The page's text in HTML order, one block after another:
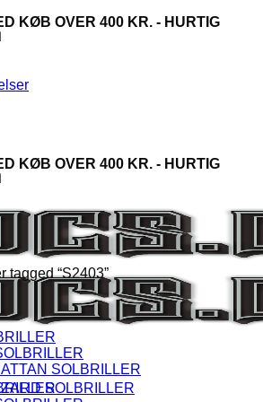
KØB OVER 400 KR. - HURTIG
KØB OVER 400 KR. - HURTIG
tagged “S2403”
SOLBRILLER
SOLBRILLER